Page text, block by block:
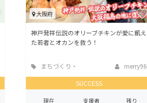
大阪府
神戸発祥伝説のオリーブチキンが愛に飢え
た若者とオカンを救う！
まちづくり・
地域活性化
merry96
SUCCESS
現在 支援者 残り